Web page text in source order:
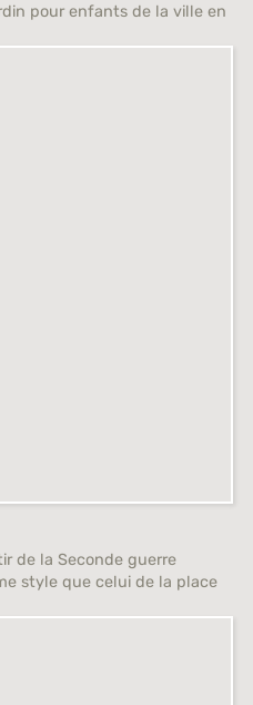
pour enfants de la ville en
de la Seconde guerre
style que celui de la place